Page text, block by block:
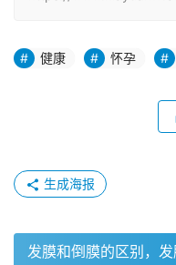
健康 怀孕
生成海报
发膜和倒膜的区别，